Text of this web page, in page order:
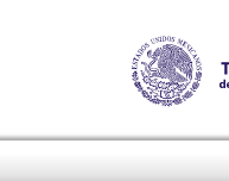
Tribunal